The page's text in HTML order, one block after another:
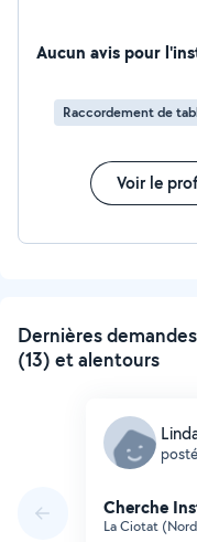
Aucun avis pour
Raccordement de
Voir le
Dernières
(13) et alentours
Cherche
La Ciotat